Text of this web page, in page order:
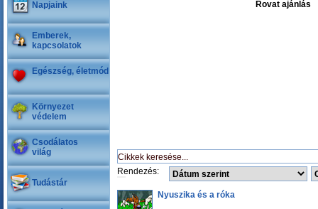
Napjaink
Emberek,
kapcsolatok
Egészség, életmód
Környezet
védelem
Csodálatos
világ
Tudástár
Rovat ajánlás
Rendezés:
Nyuszika és a róka